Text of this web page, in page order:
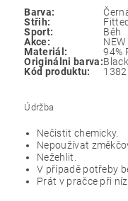
Barva:
Střih:
Fitted
Sport:
Běh
Akce:
NEW
Materiál:
94%
Originálni barva:Black
Kód produktu:
Údržba
Nečistit chemicky.
Nepoužívat
Nežehlit.
V případě potřeby
Prát v pračce při